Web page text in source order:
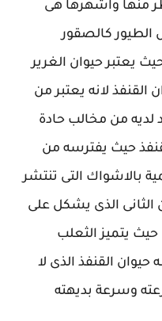
منها واشهرها هى
كالصقور
يعتبر حيوان الغرير
القنفذ لانه يعتبر من
لديه من مخالب حادة
حيث يفترسه من
بالاشواك التى تنتشر
الذى يشكل على
يتميز الثعلب
القنفذ الذى لا
وسرعة بديهته